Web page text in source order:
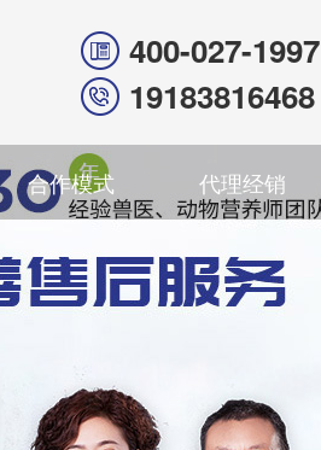
400-027-1997
19183816468
合作模式 代理经销